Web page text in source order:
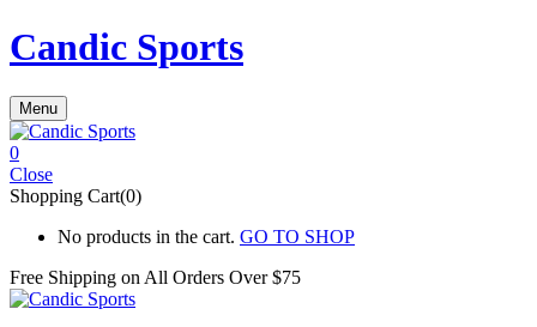
Candic Sports
Menu
0
Close
Shopping Cart(0)
No products in the cart. GO TO SHOP
Free Shipping on All Orders Over $75